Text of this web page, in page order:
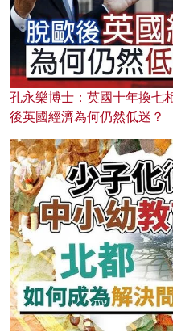
孔永樂博士：英國十年換七
後英國經濟為何仍然低迷？